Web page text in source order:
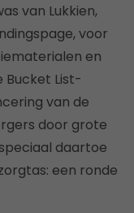
van Lukkien,
voor
en
Bucket List-
van de
door grote
daartoe
een ronde